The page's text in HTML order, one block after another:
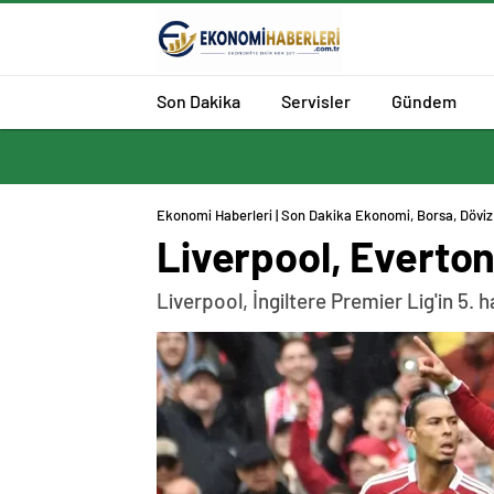
Son Dakika Servisler Gündem
Ekonomi Haberleri | Son Dakika Ekonomi, Borsa,
Liverpool,
Liverpool, İngiltere Premier Lig'in 5.